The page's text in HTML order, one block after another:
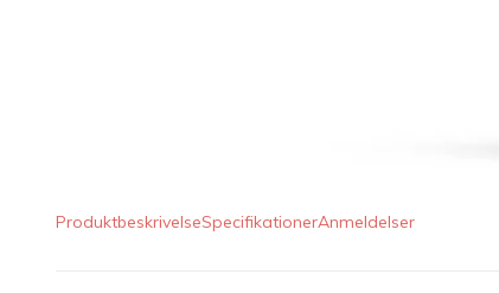
ProduktbeskrivelseSpecifikationerAnmeldelser